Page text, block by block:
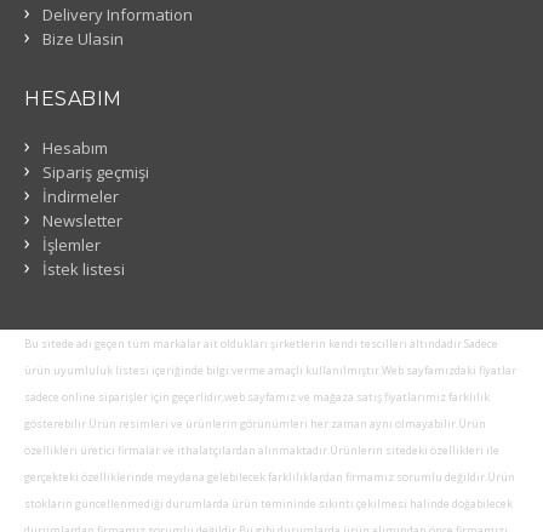
Delivery Information
Bize Ulasin
HESABIM
Hesabım
Sipariş geçmişi
İndirmeler
Newsletter
İşlemler
İstek listesi
Bu sitede adı geçen tüm markalar ait oldukları şirketlerin kendi tescilleri altındadır.Sadece
ürün uyumluluk listesi içeriğinde bilgi verme amaçlı kullanılmıştır.Web sayfamızdaki fiyatlar
sadece online siparişler için geçerlidir,web sayfamız ve mağaza satış fiyatlarımız farklılık
gösterebilir.Ürün resimleri ve ürünlerin görünümleri her zaman aynı olmayabilir.Ürün
özellikleri üretici firmalar ve ithalatçılardan alınmaktadır.Ürünlerin sitedeki özellikleri ile
gerçekteki özelliklerinde meydana gelebilecek farklılıklardan firmamız sorumlu değildir.Ürün
stokların güncellenmediği durumlarda ürün temininde sıkıntı çekilmesi halinde doğabilecek